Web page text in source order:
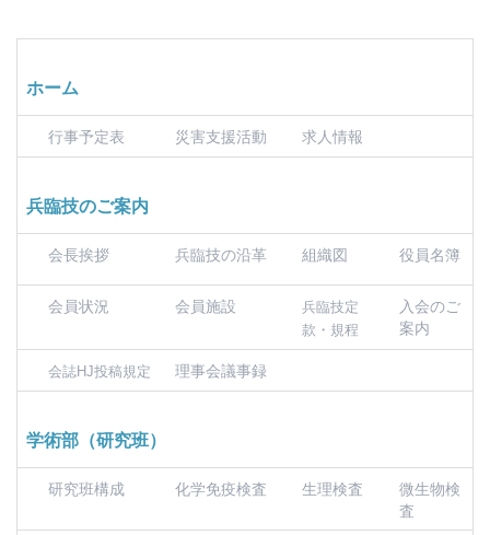
ホーム
行事予定表 災害支援活動 求人情報
兵臨技のご案内
会長挨拶 兵臨技の沿革 組織図 役員名簿
会員状況 会員施設
兵臨技定
款・規程
入会のご
案内
会誌HJ投稿規定 理事会議事録
学術部（研究班）
研究班構成 化学免疫検査 生理検査
微生物検
査